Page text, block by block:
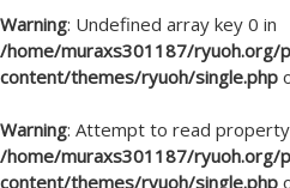
Warning: Undefined array key 0 in
/home/muraxs301187/ryuoh.org/
content/themes/ryuoh/single.php
Warning: Attempt to read property
/home/muraxs301187/ryuoh.org/
content/themes/ryuoh/single.php